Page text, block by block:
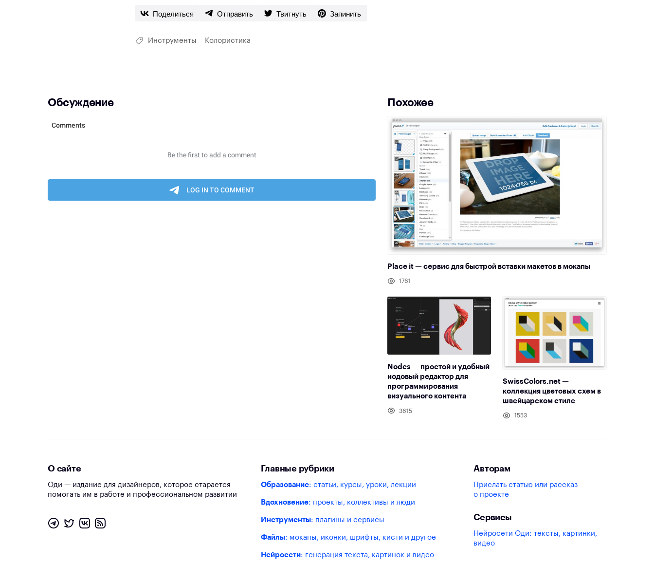
Поделиться Отправить Твитнуть Запинить
Инструменты Колористика
Обсуждение Похожее
Place it — сервис для быстрой вставки макетов в мокапы
1761
Nodes — простой и удобный
нодовый редактор для
программирования
визуального контента
3615
SwissColors.net —
коллекция цветовых схем в
швейцарском стиле
1553
О сайте
Оди — издание для дизайнеров, которое старается
помогать им в работе и профессиональном развитии
Главные рубрики
Образование: статьи, курсы, уроки, лекции
Вдохновение: проекты, коллективы и люди
Инструменты: плагины и сервисы
Файлы: мокапы, иконки, шрифты, кисти и другое
Нейросети: генерация текста, картинок и видео
Авторам
Прислать статью или рассказ
о проекте
Сервисы
Нейросети Оди: тексты, картинки,
видео